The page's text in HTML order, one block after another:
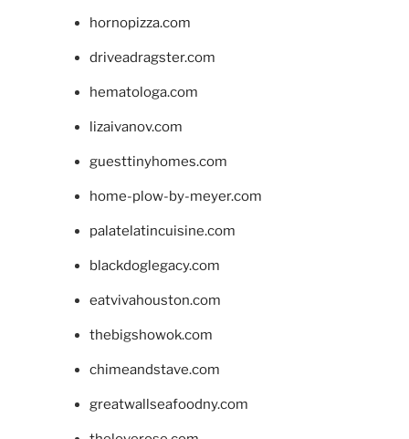
hornopizza.com
driveadragster.com
hematologa.com
lizaivanov.com
guesttinyhomes.com
home-plow-by-meyer.com
palatelatincuisine.com
blackdoglegacy.com
eatvivahouston.com
thebigshowok.com
chimeandstave.com
greatwallseafoodny.com